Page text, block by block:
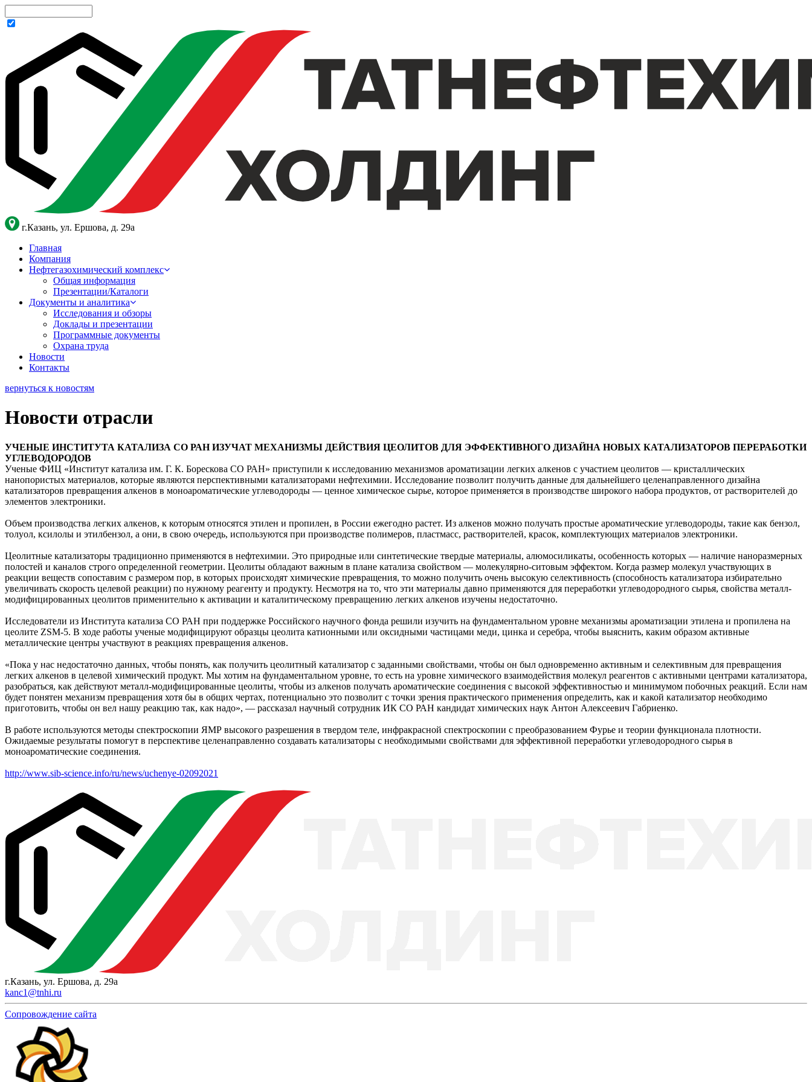
г.Казань, ул. Ершова, д. 29а
Главная
Компания
Нефтегазохимический комплекс
Общая информация
Презентации/Каталоги
Документы и аналитика
Исследования и обзоры
Доклады и презентации
Программные документы
Охрана труда
Новости
Контакты
вернуться к новостям
Новости отрасли
УЧЕНЫЕ ИНСТИТУТА КАТАЛИЗА СО РАН ИЗУЧАТ МЕХАНИЗМЫ ДЕЙСТВИЯ ЦЕОЛИТОВ ДЛЯ ЭФФЕКТИВНОГО ДИЗАЙНА НОВЫХ КАТАЛИЗАТОРОВ ПЕРЕРАБОТКИ
УГЛЕВОДОРОДОВ
Ученые ФИЦ «Институт катализа им. Г. К. Борескова СО РАН» приступили к исследованию механизмов ароматизации легких алкенов с участием цеолитов — кристаллических
нанопористых материалов, которые являются перспективными катализаторами нефтехимии. Исследование позволит получить данные для дальнейшего целенаправленного дизайна
катализаторов превращения алкенов в моноароматические углеводороды — ценное химическое сырье, которое применяется в производстве широкого набора продуктов, от растворителей до
элементов электроники.
Объем производства легких алкенов, к которым относятся этилен и пропилен, в России ежегодно растет. Из алкенов можно получать простые ароматические углеводороды, такие как бензол,
толуол, ксилолы и этилбензол, а они, в свою очередь, используются при производстве полимеров, пластмасс, растворителей, красок, комплектующих материалов электроники.
Цеолитные катализаторы традиционно применяются в нефтехимии. Это природные или синтетические твердые материалы, алюмосиликаты, особенность которых — наличие наноразмерных
полостей и каналов строго определенной геометрии. Цеолиты обладают важным в плане катализа свойством — молекулярно-ситовым эффектом. Когда размер молекул участвующих в
реакции веществ сопоставим с размером пор, в которых происходят химические превращения, то можно получить очень высокую селективность (способность катализатора избирательно
увеличивать скорость целевой реакции) по нужному реагенту и продукту. Несмотря на то, что эти материалы давно применяются для переработки углеводородного сырья, свойства металл-
модифицированных цеолитов применительно к активации и каталитическому превращению легких алкенов изучены недостаточно.
Исследователи из Института катализа СО РАН при поддержке Российского научного фонда решили изучить на фундаментальном уровне механизмы ароматизации этилена и пропилена на
цеолите ZSM-5. В ходе работы ученые модифицируют образцы цеолита катионными или оксидными частицами меди, цинка и серебра, чтобы выяснить, каким образом активные
металлические центры участвуют в реакциях превращения алкенов.
«Пока у нас недостаточно данных, чтобы понять, как получить цеолитный катализатор с заданными свойствами, чтобы он был одновременно активным и селективным для превращения
легких алкенов в целевой химический продукт. Мы хотим на фундаментальном уровне, то есть на уровне химического взаимодействия молекул реагентов с активными центрами катализатора,
разобраться, как действуют металл-модифицированные цеолиты, чтобы из алкенов получать ароматические соединения с высокой эффективностью и минимумом побочных реакций. Если нам
будет понятен механизм превращения хотя бы в общих чертах, потенциально это позволит с точки зрения практического применения определить, как и какой катализатор необходимо
приготовить, чтобы он вел нашу реакцию так, как надо», — рассказал научный сотрудник ИК СО РАН кандидат химических наук Антон Алексеевич Габриенко.
В работе используются методы спектроскопии ЯМР высокого разрешения в твердом теле, инфракрасной спектроскопии с преобразованием Фурье и теории функционала плотности.
Ожидаемые результаты помогут в перспективе целенаправленно создавать катализаторы с необходимыми свойствами для эффективной переработки углеводородного сырья в
моноароматические соединения.
http://www.sib-science.info/ru/news/uchenye-02092021
г.Казань, ул. Ершова, д. 29а
kanc1@tnhi.ru
Сопровождение сайта